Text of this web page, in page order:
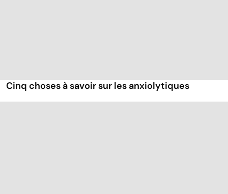
Cinq choses à savoir sur les anxiolytiques